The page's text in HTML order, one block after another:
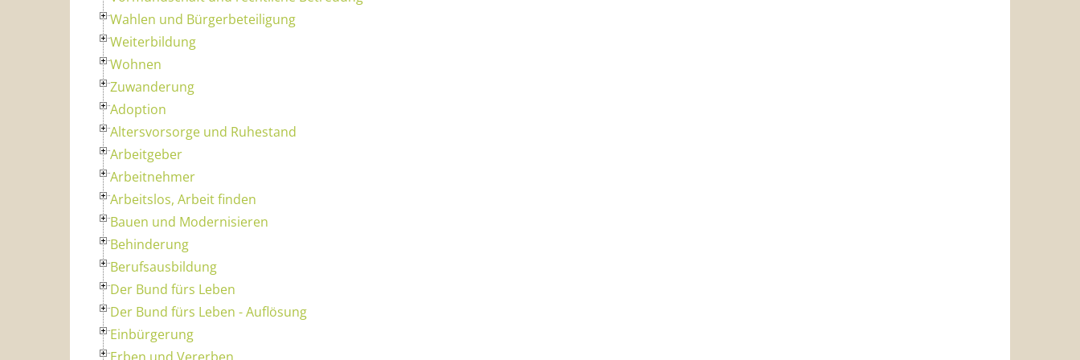
Wahlen und Bürgerbeteiligung
Weiterbildung
Wohnen
Zuwanderung
Adoption
Altersvorsorge und Ruhestand
Arbeitgeber
Arbeitnehmer
Arbeitslos, Arbeit finden
Bauen und Modernisieren
Behinderung
Berufsausbildung
Der Bund fürs Leben
Der Bund fürs Leben - Auflösung
Einbürgerung